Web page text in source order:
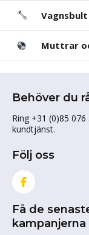
Vagnsbult
Muttrar
Behöver du
Ring +31 (0)85
kundtjänst.
Följ oss
Få de
kampanjerna